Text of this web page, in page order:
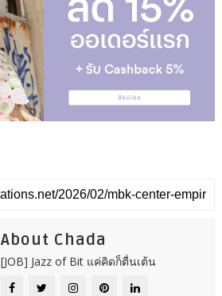
About Chada
[JOB] Jazz of Bit แค่คิดก็ตื่นเต้น